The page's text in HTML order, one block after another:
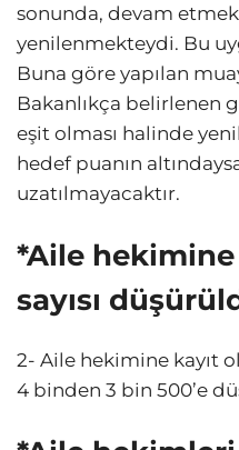
sonunda, devam
yenilenmekteydi. Bu
Buna göre yapılan
Bakanlıkça belirlenen
eşit olması halinde
hedef puanın
uzatılmayacaktır.
*Aile hekimine
sayısı
2- Aile hekimine kayıt
4 binden 3 bin 500’e